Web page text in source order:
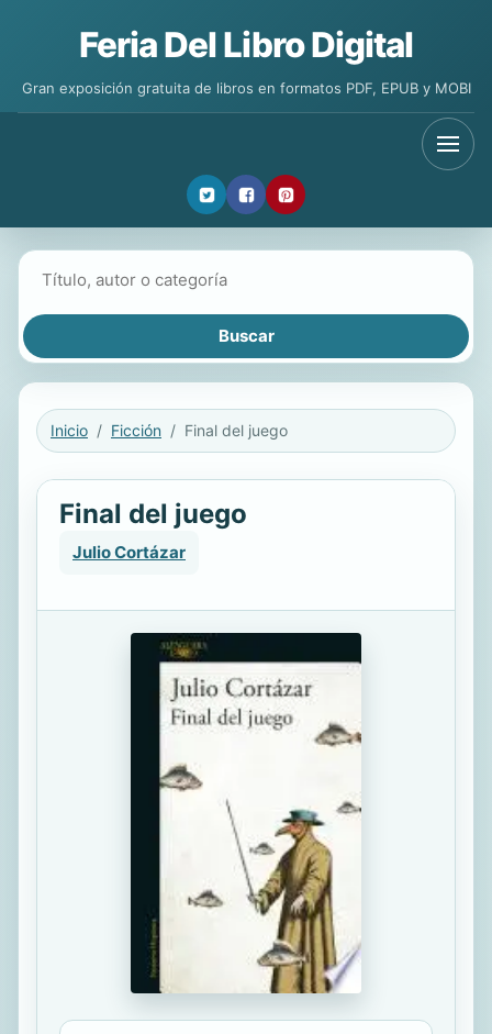
Feria Del Libro Digital
Gran exposición gratuita de libros en formatos PDF, EPUB y MOBI
Inicio Ficción Final del juego
Final del juego
Julio Cortázar